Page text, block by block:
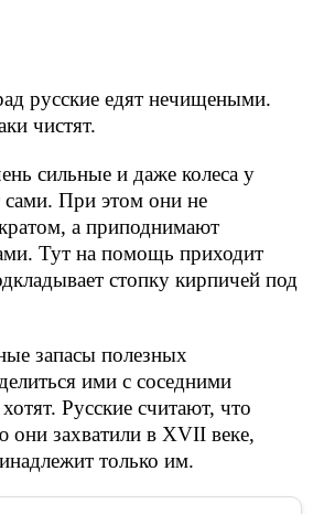
русские едят нечищеными.
чистят.
сильные и даже колеса у
При этом они не
а приподнимают
Тут на помощь приходит
стопку кирпичей под
запасы полезных
ими с соседними
Русские считают, что
они захватили в XVII веке,
только им.